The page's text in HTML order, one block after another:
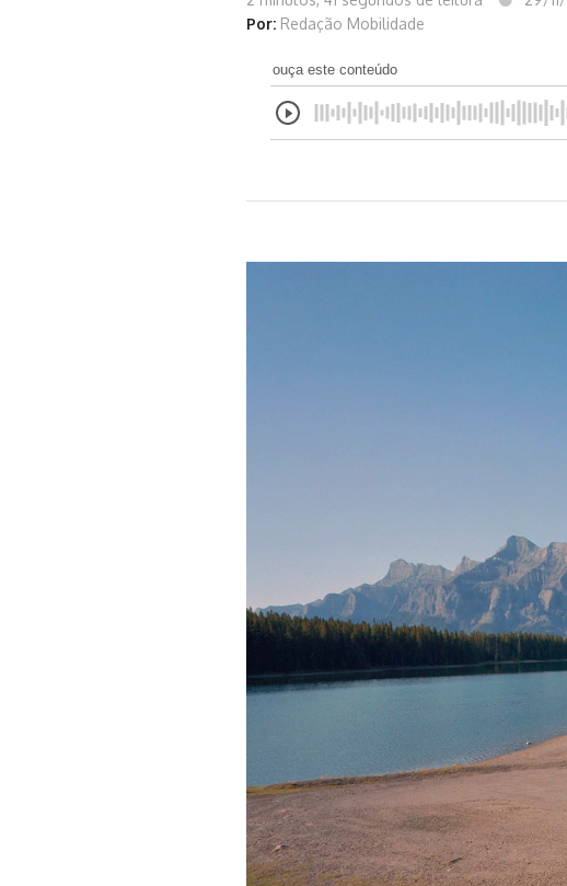
Por: Redação Mobilidade
ouça este conteúdo